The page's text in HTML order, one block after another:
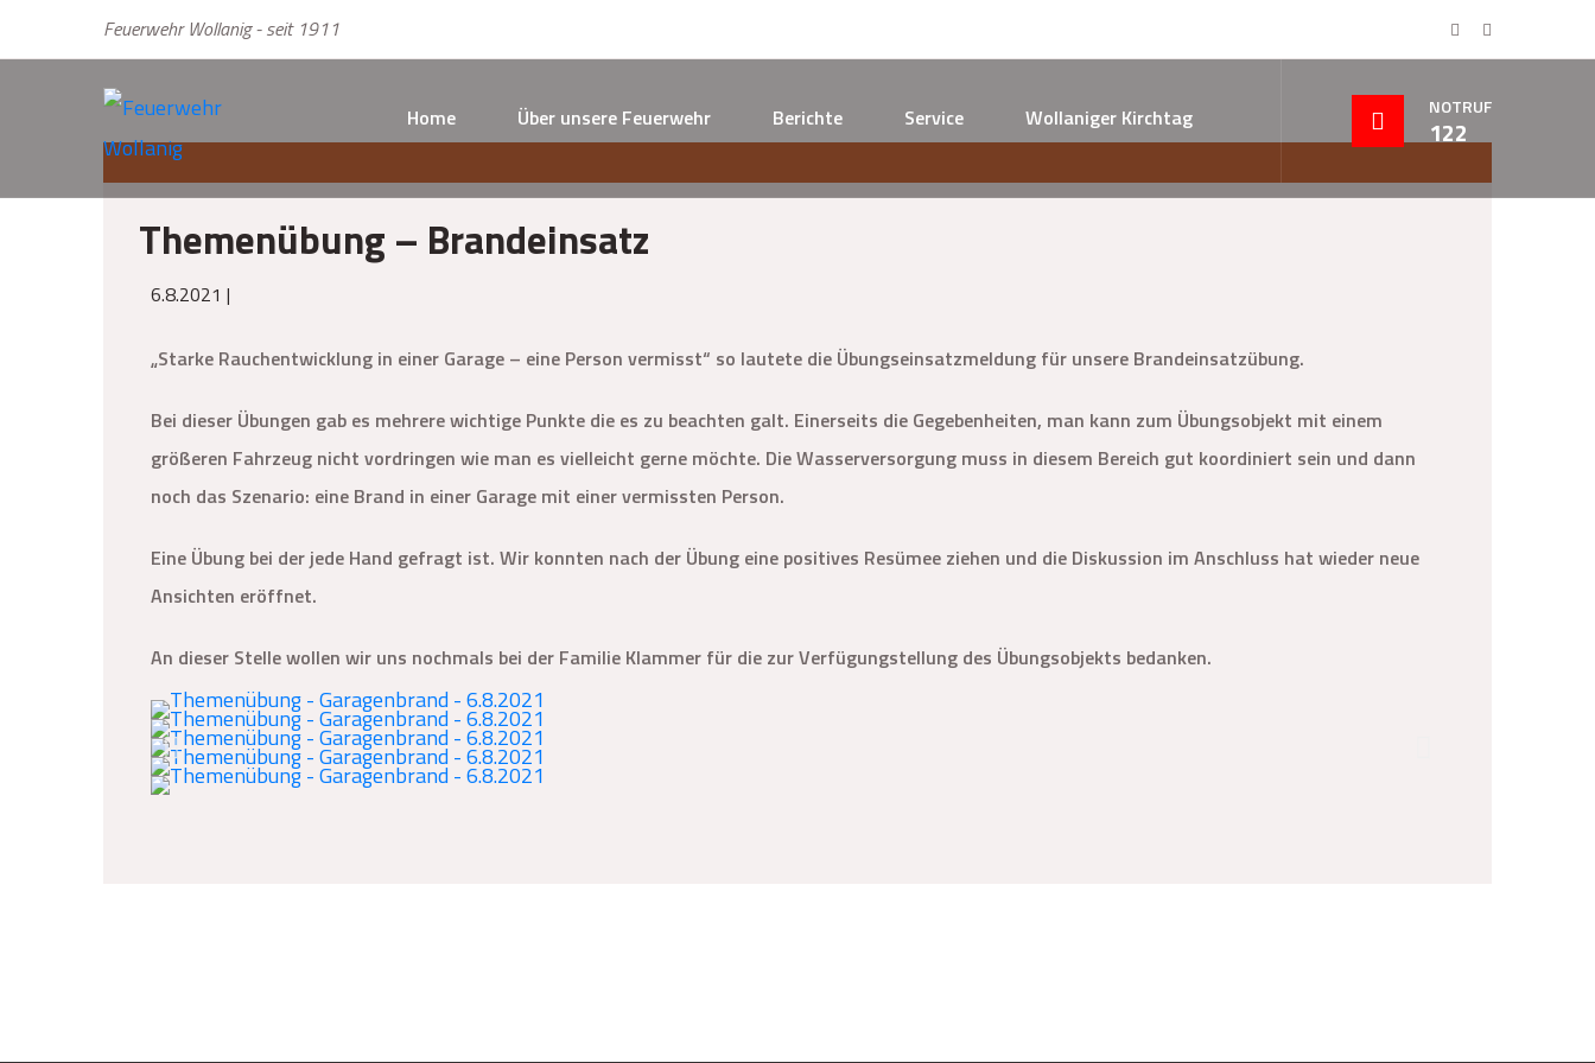
Feuerwehr Wollanig - seit 1911
Home Über unsere Feuerwehr Berichte Service Wollaniger Kirchtag NOTRUF
122
Themenübung – Brandeinsatz
6.8.2021 |
„Starke Rauchentwicklung in einer Garage – eine Person vermisst“ so lautete die Übungseinsatzmeldung für unsere Brandeinsatzübung.
Bei dieser Übungen gab es mehrere wichtige Punkte die es zu beachten galt. Einerseits die Gegebenheiten, man kann zum Übungsobjekt mit einem
größeren Fahrzeug nicht vordringen wie man es vielleicht gerne möchte. Die Wasserversorgung muss in diesem Bereich gut koordiniert sein und dann
noch das Szenario: eine Brand in einer Garage mit einer vermissten Person.
Eine Übung bei der jede Hand gefragt ist. Wir konnten nach der Übung eine positives Resümee ziehen und die Diskussion im Anschluss hat wieder neue
Ansichten eröffnet.
An dieser Stelle wollen wir uns nochmals bei der Familie Klammer für die zur Verfügungstellung des Übungsobjekts bedanken.